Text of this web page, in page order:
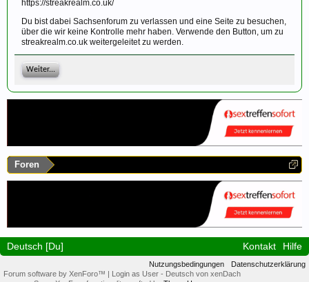
https://streakrealm.co.uk/
Du bist dabei Sachsenforum zu verlassen und eine Seite zu besuchen,
über die wir keine Kontrolle mehr haben. Verwende den Button, um zu
streakrealm.co.uk weitergeleitet zu werden.
Weiter...
Foren
Deutsch [Du] Kontakt Hilfe
Nutzungsbedingungen
Datenschutzerklärung
Forum software by XenForo™ | Login as User - Deutsch von xenDach